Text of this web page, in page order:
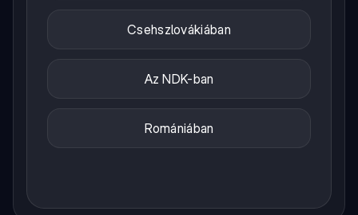
Csehszlovákiában
Az NDK-ban
Romániában